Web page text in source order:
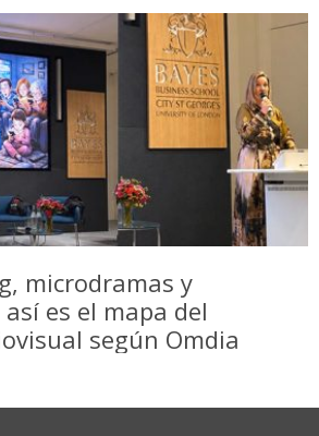
microdramas y
es el mapa del
según Omdia